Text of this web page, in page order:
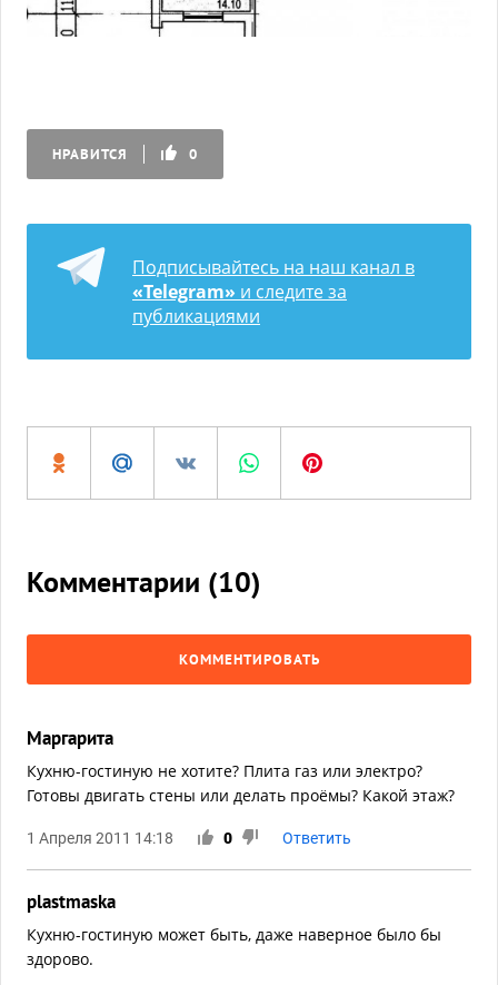
НРАВИТСЯ 0
Подписывайтесь на наш канал в
«Telegram» и следите за
публикациями
Комментарии (10)
КОММЕНТИРОВАТЬ
Маргарита
Кухню-гостиную не хотите? Плита газ или электро?
Готовы двигать стены или делать проёмы? Какой этаж?
1 Апреля 2011 14:18 0 Ответить
plastmaska
Кухню-гостиную может быть, даже наверное было бы
здорово.